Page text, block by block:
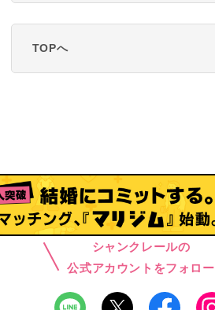
TOPへ
シャンクレールの
公式アカウントをフォロー